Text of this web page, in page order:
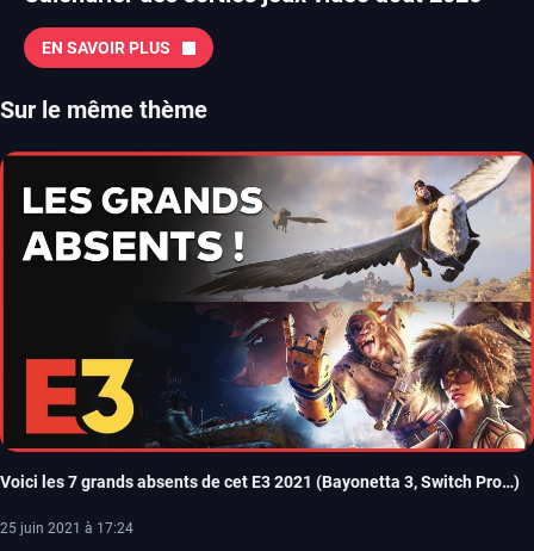
EN SAVOIR PLUS
Sur le même thème
Voici les 7 grands absents de cet E3 2021 (Bayonetta 3, Switch Pro…)
25 juin 2021 à 17:24